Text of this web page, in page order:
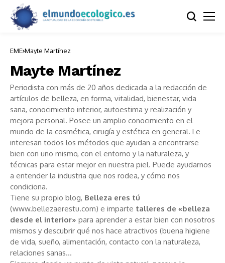
EME Mayte Martínez
Mayte Martínez
Periodista con más de 20 años dedicada a la redacción de
artículos de belleza, en forma, vitalidad, bienestar, vida
sana, conocimiento interior, autoestima y realización y
mejora personal. Posee un amplio conocimiento en el
mundo de la cosmética, cirugía y estética en general. Le
interesan todos los métodos que ayudan a encontrarse
bien con uno mismo, con el entorno y la naturaleza, y
técnicas para estar mejor en nuestra piel. Puede ayudarnos
a entender la industria que nos rodea, y cómo nos
condiciona.
Tiene su propio blog, Belleza eres tú
(www.bellezaerestu.com) e imparte talleres de «belleza
desde el interior» para aprender a estar bien con nosotros
mismos y descubrir qué nos hace atractivos (buena higiene
de vida, sueño, alimentación, contacto con la naturaleza,
relaciones sanas…